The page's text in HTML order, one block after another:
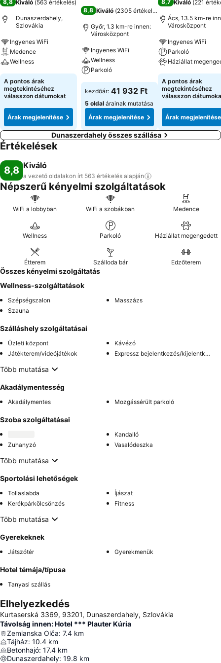
8,8 Kiváló (563 értékelés)
Dunaszerdahely,
Szlovákia
Ingyenes WiFi
Medence
Wellness
A pontos árak
megtekintéséhez
válasszon dátumokat
Árak megjelenítése
8,8 Kiváló (2305 értékelés
Győr, 1.3 km-re innen:
Városközpont
Ingyenes WiFi
Wellness
Parkoló
kezdőár: 41 932 Ft
5 oldal árainak mutatása
Árak megjelenítése
8,7 Kiváló (221
Ács, 13.5 km-re
Városközpont
Ingyenes WiFi
Parkoló
Háziállat
A pontos árak
megtekintéséhez
válasszon
Árak megjelenítése
Dunaszerdahely összes szállása
Értékelések
8,8 Kiváló
a vezető oldalakon írt 563 értékelés alapján
Népszerű kényelmi szolgáltatások
WiFi a lobbyban WiFi a szobákban Medence
Wellness Parkoló Háziállat megengedett
Étterem Szálloda bár Edzőterem
Összes kényelmi szolgáltatás
Wellness-szolgáltatások
Szépségszalon
Masszázs
Szauna
Szálláshely szolgáltatásai
Üzleti központ
Kávézó
Játékterem/videójátékok
Expressz bejelentkezés/kijelentkezés
Több mutatása
Akadálymentesség
Akadálymentes Mozgássérült parkoló
Szoba szolgáltatásai
Kandalló
Zuhanyzó
Vasalódeszka
Több mutatása
Sportolási lehetőségek
Tollaslabda
Íjászat
Kerékpárkölcsönzés
Fitness
Több mutatása
Gyerekeknek
Játszótér Gyerekmenük
Hotel témája/típusa
Tanyasi szállás
Elhelyezkedés
Kurtaserská 3369, 93201, Dunaszerdahely, Szlovákia
Távolság innen: Hotel *** Plauter Kúria
Zemianska Olča: 7.4 km
Tájház: 10.4 km
Betonhajó: 17.4 km
Dunaszerdahely: 19.8 km